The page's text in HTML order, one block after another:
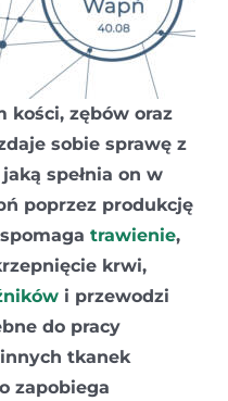
kości, zębów oraz
sobie sprawę z
spełnia on w
poprzez produkcję
trawienie,
krwi,
i przewodzi
do pracy
tkanek
zapobiega